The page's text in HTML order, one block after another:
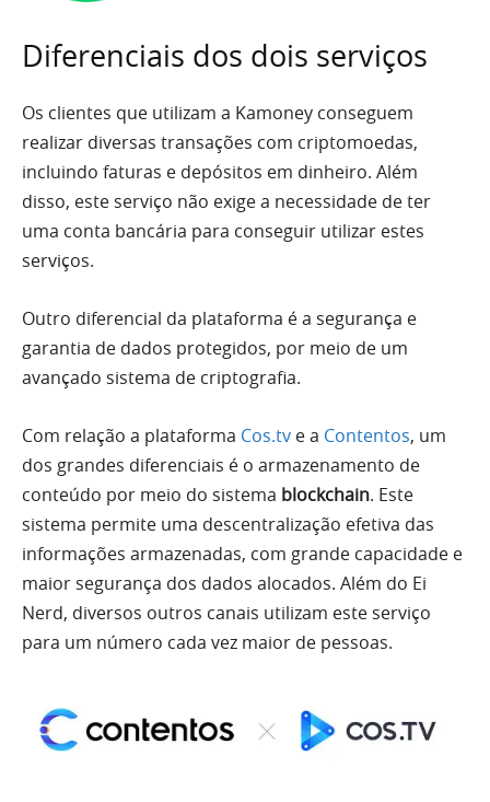
Diferenciais dos dois serviços
Os clientes que utilizam a Kamoney conseguem
realizar diversas transações com criptomoedas,
incluindo faturas e depósitos em dinheiro. Além
disso, este serviço não exige a necessidade de ter
uma conta bancária para conseguir utilizar estes
serviços.
Outro diferencial da plataforma é a segurança e
garantia de dados protegidos, por meio de um
avançado sistema de criptografia.
Com relação a plataforma Cos.tv e a Contentos, um
dos grandes diferenciais é o armazenamento de
conteúdo por meio do sistema blockchain. Este
sistema permite uma descentralização efetiva das
informações armazenadas, com grande capacidade e
maior segurança dos dados alocados. Além do Ei
Nerd, diversos outros canais utilizam este serviço
para um número cada vez maior de pessoas.